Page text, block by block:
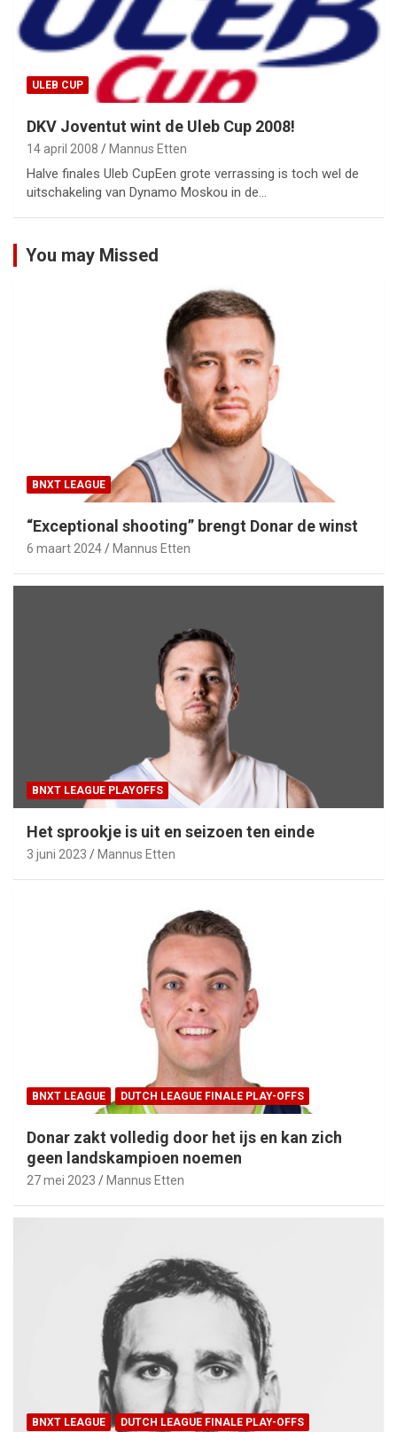
ULEB CUP
DKV Joventut wint de Uleb Cup 2008!
14 april 2008 Mannus Etten
Halve finales Uleb CupEen grote verrassing is toch wel de
uitschakeling van Dynamo Moskou in de…
You may Missed
BNXT LEAGUE
“Exceptional shooting” brengt Donar de winst
6 maart 2024 Mannus Etten
BNXT LEAGUE PLAYOFFS
Het sprookje is uit en seizoen ten einde
3 juni 2023 Mannus Etten
BNXT LEAGUE DUTCH LEAGUE FINALE PLAY-OFFS
Donar zakt volledig door het ijs en kan zich
geen landskampioen noemen
27 mei 2023 Mannus Etten
BNXT LEAGUE DUTCH LEAGUE FINALE PLAY-OFFS